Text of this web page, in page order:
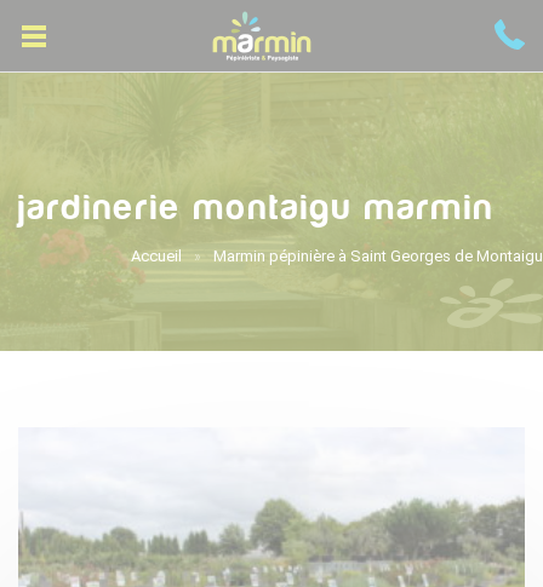
jardinerie montaigu marmin
Accueil Marmin pépinière à Saint Georges de Montaigu